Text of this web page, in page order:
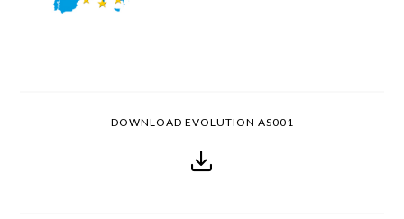
DOWNLOAD EVOLUTION AS001